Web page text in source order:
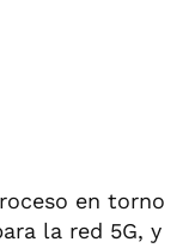
en torno
la red 5G, y